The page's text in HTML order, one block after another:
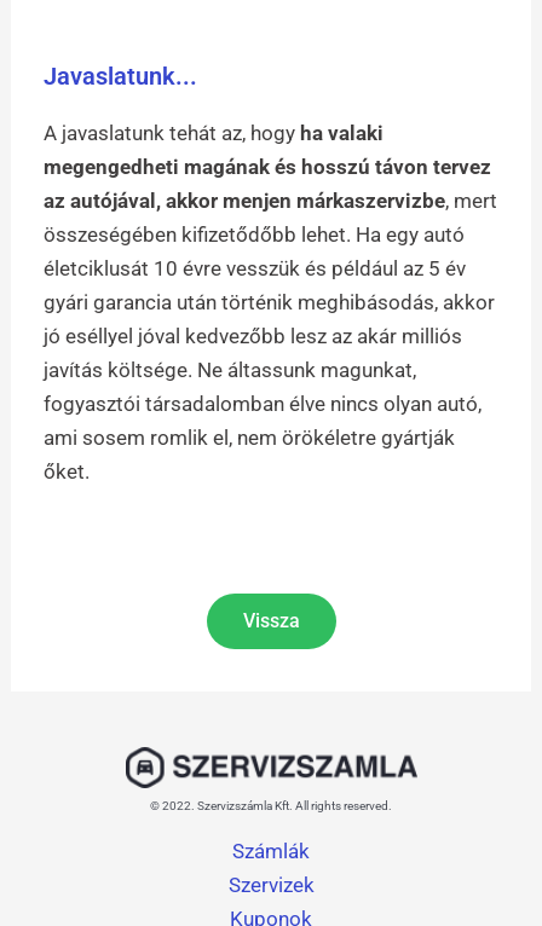
Javaslatunk...
A javaslatunk tehát az, hogyha valaki
megengedheti magának és hosszú távon tervez
az autójával, akkor menjen márkaszervizbe, mert
összeségében kifizetődőbb lehet. Ha egy autó
életciklusát 10 évre vesszük és például az 5 év
gyári garancia után történik meghibásodás, akkor
jó eséllyel jóval kedvezőbb lesz az akár milliós
javítás költsége. Ne áltassunk magunkat,
fogyasztói társadalomban élve nincs olyan autó,
ami sosem romlik el, nem örökéletre gyártják
őket.
Vissza
© 2022. Szervizszámla Kft. All rights reserved.
Számlák
Szervizek
Kuponok